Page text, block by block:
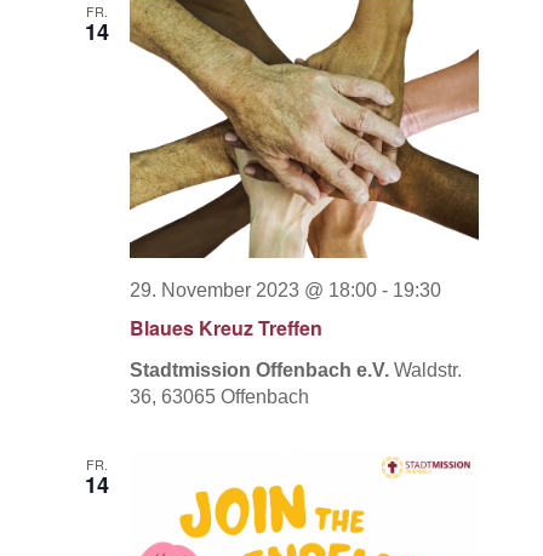
FR.
14
Blaues Kreuz Treffen
29. November 2023 @ 18:00 - 19:30
Stadtmission Offenbach e.V.Waldstr.
36, 63065 Offenbach
FR.
14